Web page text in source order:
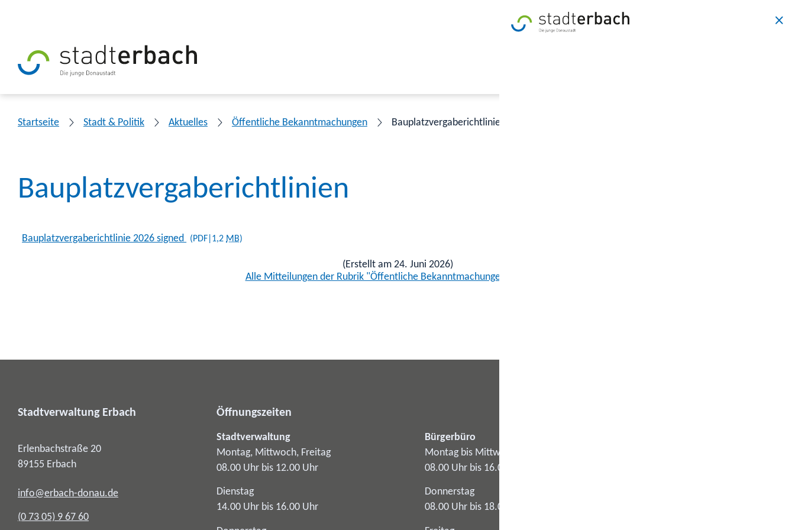
Startseite Stadt & Politik Aktuelles Öffentliche Bekanntmachungen Bauplatzvergaberichtlinien 2026
Bauplatzvergaberichtlinien
Bauplatzvergaberichtlinie 2026 signed (PDF|1,2 MB)
(Erstellt am 24. Juni 2026)
Alle Mitteilungen der Rubrik "Öffentliche Bekanntmachungen" anzeigen
Stadtverwaltung Erbach
Erlenbachstraße 20
89155 Erbach
info@erbach-donau.de
(0 73 05) 9 67 60
Öffnungszeiten
Stadtverwaltung
Montag, Mittwoch, Freitag
08.00 Uhr bis 12.00 Uhr
Dienstag
14.00 Uhr bis 16.00 Uhr
Bürgerbüro
Montag bis Mittwoch
08.00 Uhr bis 16.00 Uhr
Donnerstag
08.00 Uhr bis 18.00 Uhr